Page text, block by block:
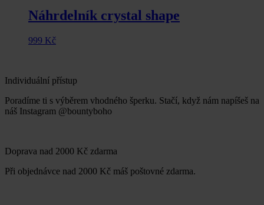
Náhrdelník crystal shape
999 Kč
Individuální přístup
Poradíme ti s výběrem vhodného šperku. Stačí, když nám napíšeš na
náš Instagram @bountyboho
Doprava nad 2000 Kč zdarma
Při objednávce nad 2000 Kč máš poštovné zdarma.